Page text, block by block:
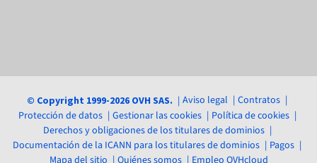
© Copyright 1999-2026 OVH SAS. Aviso legal
Contratos
Protección de datos
Gestionar las cookies
Política de cookies
Derechos y obligaciones de los titulares de dominios
Documentación de la ICANN para los titulares de dominios
Pagos
Mapa del sitio
Quiénes somos Empleo OVHcloud